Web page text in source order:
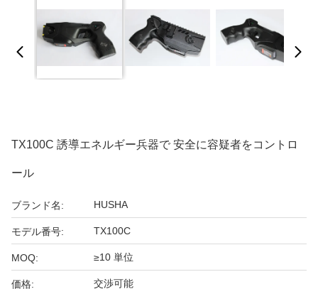
TX100C 誘導エネルギー兵器で 安全に容疑者をコントロ
ール
ブランド名: HUSHA
モデル番号: TX100C
MOQ: ≥10 単位
価格: 交渉可能